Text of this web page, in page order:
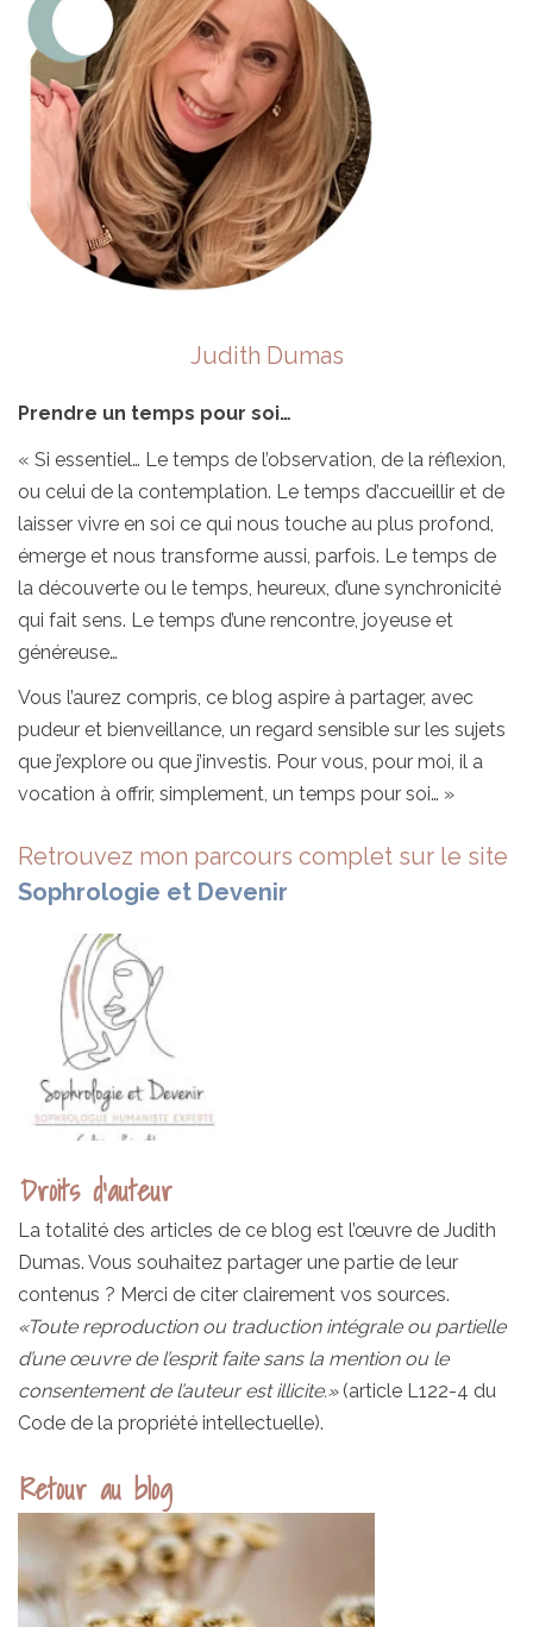
Judith Dumas
Prendre un temps pour soi…
« Si essentiel… Le temps de l’observation, de la réflexion,
ou celui de la contemplation. Le temps d’accueillir et de
laisser vivre en soi ce qui nous touche au plus profond,
émerge et nous transforme aussi, parfois. Le temps de
la découverte ou le temps, heureux, d’une synchronicité
qui fait sens. Le temps d’une rencontre, joyeuse et
généreuse…
Vous l’aurez compris, ce blog aspire à partager, avec
pudeur et bienveillance, un regard sensible sur les sujets
que j’explore ou que j’investis. Pour vous, pour moi, il a
vocation à offrir, simplement, un temps pour soi… »
Retrouvez mon parcours complet sur le site
Sophrologie et Devenir
Droits d’auteur
La totalité des articles de ce blog est l’œuvre de Judith
Dumas. Vous souhaitez partager une partie de leur
contenus ? Merci de citer clairement vos sources.
«Toute reproduction ou traduction intégrale ou partielle
d’une œuvre de l’esprit faite sans la mention ou le
consentement de l’auteur est illicite.»(article L122-4 du
Code de la propriété intellectuelle).
Retour au blog